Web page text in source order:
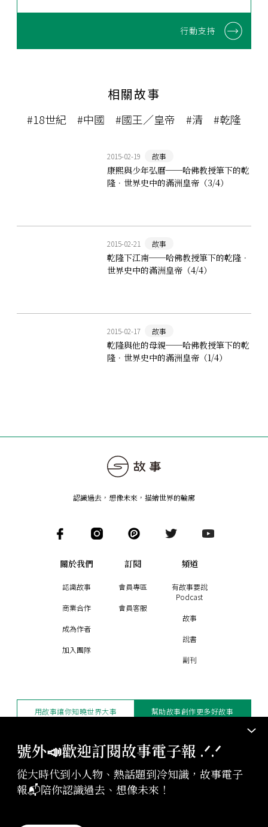
行動支持
相關故事
#18世紀 #中國 #國王／皇帝 #清 #乾隆
2015-02-19 故事
康熙與少年弘曆──哈佛教授筆下的乾
隆．世界史中的滿洲皇帝（3/4）
2015-02-21 故事
乾隆下江南──哈佛教授筆下的乾隆．
世界史中的滿洲皇帝（4/4）
2015-02-17 故事
乾隆與他的母親──哈佛教授筆下的乾
隆．世界史中的滿洲皇帝（1/4）
號外📣歡迎訂閱故事電子報 .ᐟ‪‪.ᐟ
從大時代到小人物、熱話題到冷知識，故事電子
報📬陪你認識過去、想像未來！
認識過去，想像未來 ， 描繪世界的輪廓
關於我們
認識故事
商業合作
成為作者
加入團隊
訂閱
會員專區
會員客服
頻道
有故事要說
Podcast
故事
說書
副刊
版權聲明與轉載規範
授權與合作：contact@storystudio.tw
用故事讓你知曉世界大事 幫助故事創作更多好故事